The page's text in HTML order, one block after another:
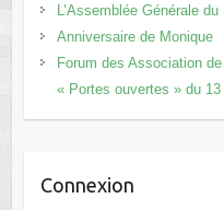
L’Assemblée Générale
Anniversaire de Monique
Forum des Association
« Portes ouvertes » du
Connexion